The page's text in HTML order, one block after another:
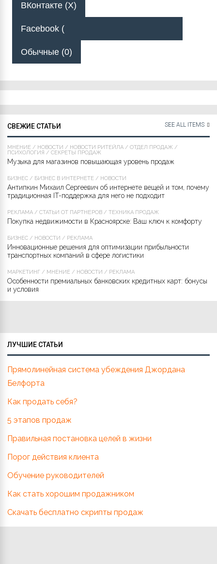
ВКонтакте (X)
Facebook (
Обычные (0)
СВЕЖИЕ СТАТЬИ SEE ALL ITEMS
МНЕНИЕ / НОВОСТИ / НОВОСТИ РИТЕЙЛА / ОТДЕЛ ПРОДАЖ /
ПСИХОЛОГИЯ / СЕКРЕТЫ ПРОДАЖ
Музыка для магазинов повышающая уровень продаж
БИЗНЕС / БИЗНЕС В ИНТЕРНЕТЕ / НОВОСТИ
Антипкин Михаил Сергеевич об интернете вещей и том, почему
традиционная IT-поддержка для него не подходит
РЕКЛАМА / СТАТЬИ ОТ ПАРТНЁРОВ / ТЕХНИКА ПРОДАЖ
Покупка недвижимости в Красноярске: Ваш ключ к комфорту
БИЗНЕС / НОВОСТИ / РЕКЛАМА
Инновационные решения для оптимизации прибыльности
транспортных компаний в сфере логистики
МАРКЕТИНГ / МНЕНИЕ / НОВОСТИ / РЕКЛАМА
Особенности премиальных банковских кредитных карт: бонусы
и условия
ЛУЧШИЕ СТАТЬИ
Прямолинейная система убеждения Джордана
Белфорта
Как продать себя?
5 этапов продаж
Правильная постановка целей в жизни
Порог действия клиента
Обучение руководителей
Как стать хорошим продажником
Скачать бесплатно скрипты продаж